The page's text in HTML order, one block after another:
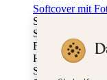
Softcover mit
Stoffeinband mit
Softcover mit
Fotobücher
Hardcover
Softcover